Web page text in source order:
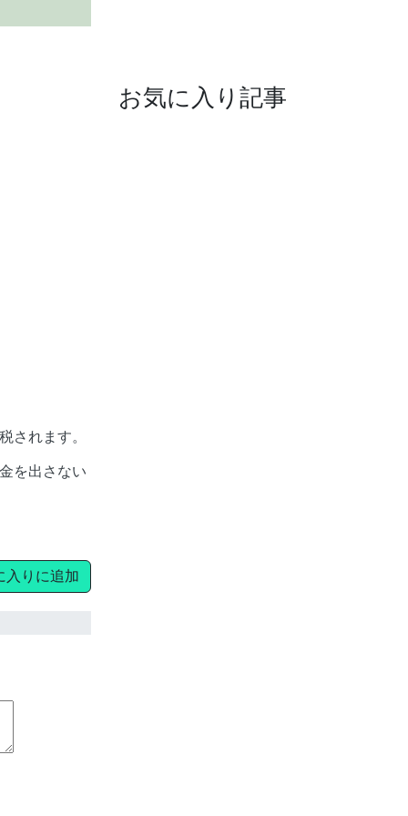
されます。
を出さない
入りに追加
お気に入り記事